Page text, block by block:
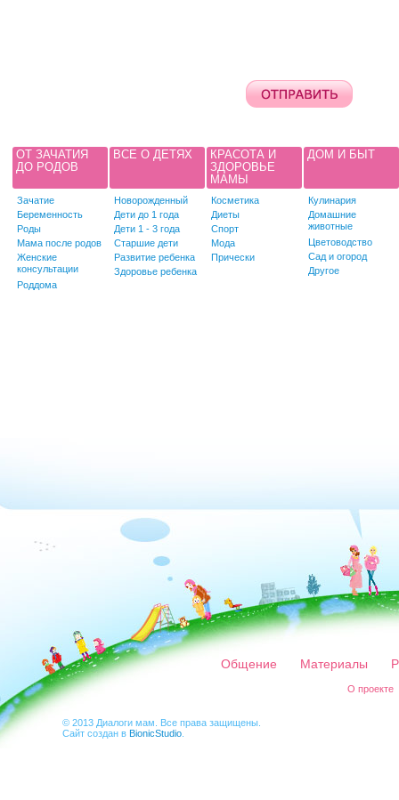
ОТ ЗАЧАТИЯ
ДО РОДОВ
Зачатие
Беременность
Роды
Мама после родов
Женские
консультации
Роддома
ВСЕ О ДЕТЯХ
Новорожденный
Дети до 1 года
Дети 1 - 3 года
Старшие дети
Развитие ребенка
Здоровье ребенка
КРАСОТА И
ЗДОРОВЬЕ
МАМЫ
Косметика
Диеты
Спорт
Мода
Прически
ДОМ И БЫТ
Кулинария
Домашние
животные
Цветоводство
Сад и огород
Другое
Общение Материалы
О проекте
© 2013 Диалоги мам. Все права защищены.
Сайт создан в BionicStudio